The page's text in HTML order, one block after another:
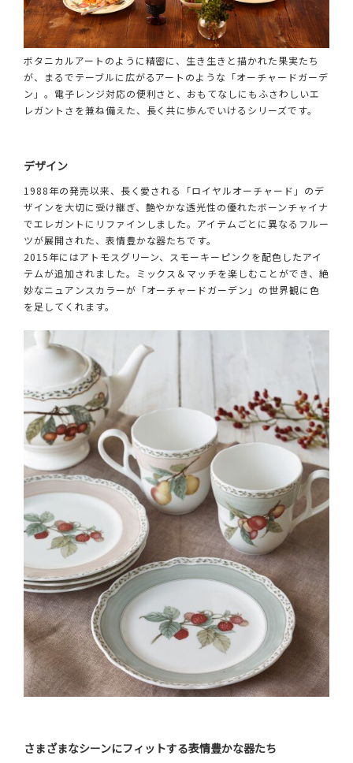
ボタニカルアートのように精密に、生き生きと描かれた果実たち
が、まるでテーブルに広がるアートのような「オーチャードガーデ
ン」。電子レンジ対応の便利さと、おもてなしにもふさわしいエ
レガントさを兼ね備えた、長く共に歩んでいけるシリーズです。
デザイン
1988年の発売以来、長く愛される「ロイヤルオーチャード」のデ
ザインを大切に受け継ぎ、艶やかな透光性の優れたボーンチャイナ
でエレガントにリファインしました。アイテムごとに異なるフルー
ツが展開された、表情豊かな器たちです。
2015年にはアトモスグリーン、スモーキーピンクを配色したアイ
テムが追加されました。ミックス＆マッチを楽しむことができ、絶
妙なニュアンスカラーが「オーチャードガーデン」の世界観に色
を足してくれます。
さまざまなシーンにフィットする表情豊かな器たち